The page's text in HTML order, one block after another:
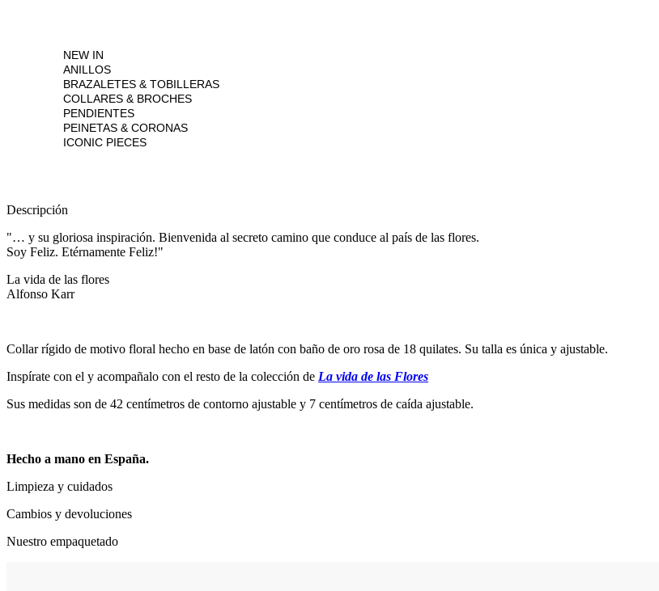
NEW IN
ANILLOS
BRAZALETES & TOBILLERAS
COLLARES & BROCHES
PENDIENTES
PEINETAS & CORONAS
ICONIC PIECES
Descripción
"… y su gloriosa inspiración. Bienvenida al secreto camino que conduce al país de las flores.
Soy Feliz. Etérnamente Feliz!"
La vida de las flores
Alfonso Karr
Collar rígido de motivo floral hecho en base de latón con baño de oro rosa de 18 quilates. Su talla es única y ajustable.
Inspírate con el y acompañalo con el resto de la colección de La vida de las Flores
Sus medidas son de 42 centímetros de contorno ajustable y 7 centímetros de caída ajustable.
Hecho a mano en España.
Limpieza y cuidados
Cambios y devoluciones
Nuestro empaquetado